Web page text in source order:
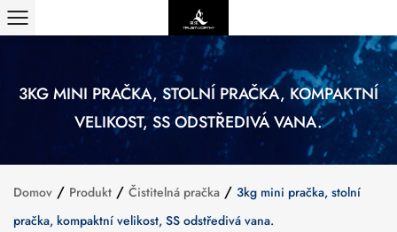
3KG MINI PRAČKA, STOLNÍ PRAČKA, KOMPAKTNÍ
VELIKOST, SS ODSTŘEDIVÁ VANA.
Domov / Produkt / Čistitelná pračka / 3kg mini pračka, stolní
pračka, kompaktní velikost, SS odstředivá vana.